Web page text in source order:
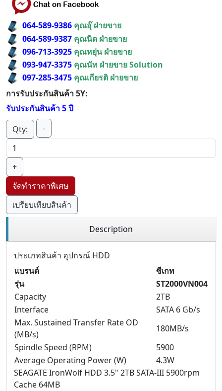
064-589-9386 คุณอุ๊ ฝ่ายขาย
064-589-9387 คุณนิด ฝ่ายขาย
096-713-3925 คุณหยุ่น ฝ่ายขาย
093-947-3375 คุณนัท ฝ่ายขาย Solution
097-285-3475 คุณเกียรติ ฝ่ายขาย
การรับประกันสินค้า 5Y:
รับประกันสินค้า 5 ปี
Qty:
-
+
จัดทำราคาพิเศษ
เปรียบเทียบสินค้า
Description
ประเภทสินค้า อุปกรณ์ HDD
แบรนด์
ซีเกท
รุ่น
ST2000VN004
Capacity
2TB
Interface
SATA 6 Gb/s
Max. Sustained Transfer Rate OD
(MB/s)
180MB/s
Spindle Speed (RPM)
5900
Average Operating Power (W)
4.3W
SEAGATE IronWolf HDD 3.5" 2TB SATA-III 5900rpm
Cache 64MB